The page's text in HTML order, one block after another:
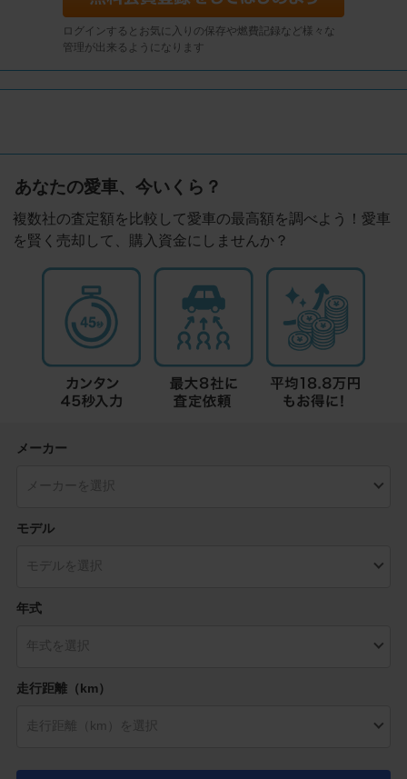
ログインするとお気に入りの保存や燃費記録など様々な
管理が出来るようになります
あなたの愛車、今いくら？
複数社の査定額を比較して愛車の最高額を調べよう！愛車
を賢く売却して、購入資金にしませんか？
メーカー
モデル
年式
走行距離（km）